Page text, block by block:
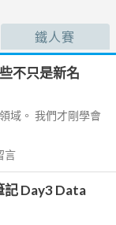
鐵人賽
不只是新名
域。 我們才剛學會
言
記 Day3 Data